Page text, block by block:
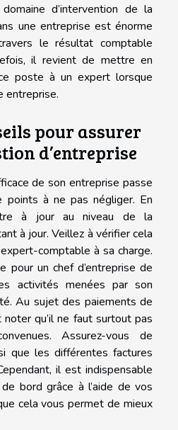
d’intervention de la
une entreprise est énorme
le résultat comptable
il revient de mettre en
poste à un expert lorsque
entreprise.
pour assurer
d’entreprise
de son entreprise passe
points à ne pas négliger. En
à jour au niveau de la
à jour. Veillez à vérifier cela
comptable à sa charge.
pour un chef d’entreprise de
activités menées par son
Au sujet des paiements de
qu’il ne faut surtout pas
Assurez-vous de
que les différentes factures
il est indispensable
bord grâce à l’aide de vos
cela vous permet de mieux